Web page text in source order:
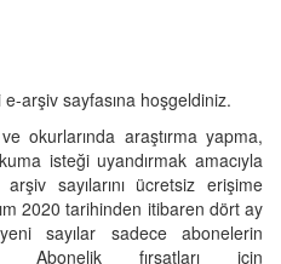
arşiv sayfasına hoşgeldiniz.
okurlarında araştırma yapma,
isteği uyandırmak amacıyla
sayılarını ücretsiz erişime
2020 tarihinden itibaren dört ay
sayılar sadece abonelerin
Abonelik fırsatları için